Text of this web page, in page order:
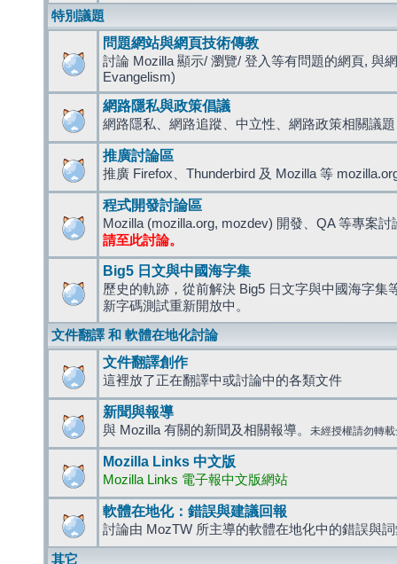
特別議題
問題網站與網頁技術傳教
討論 Mozilla 顯示/ 瀏覽/ 登入等有問題的網頁, 與
Evangelism)
網路隱私與政策倡議
網路隱私、網路追蹤、中立性、網路政策相關議題
推廣討論區
推廣 Firefox、Thunderbird 及 Mozilla 等
程式開發討論區
Mozilla (mozilla.org, mozdev) 開發、QA 等專案討
請至此討論。
Big5 日文與中國海字集
歷史的軌跡，從前解決 Big5 日文字與中國海字集
新字碼測試重新開放中。
文件翻譯 和 軟體在地化討論
文件翻譯創作
這裡放了正在翻譯中或討論中的各類文件
新聞與報導
與 Mozilla 有關的新聞及相關報導。 未經授權請勿轉
Mozilla Links 中文版
Mozilla Links 電子報中文版網站
軟體在地化：錯誤與建議回報
討論由 MozTW 所主導的軟體在地化中的錯誤與
其它